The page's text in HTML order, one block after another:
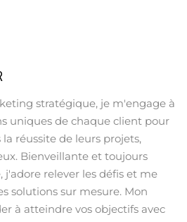
stratégique, je m'engage à
uniques de chaque client pour
réussite de leurs projets,
Bienveillante et toujours
j'adore relever les défis et me
solutions sur mesure. Mon
à atteindre vos objectifs avec